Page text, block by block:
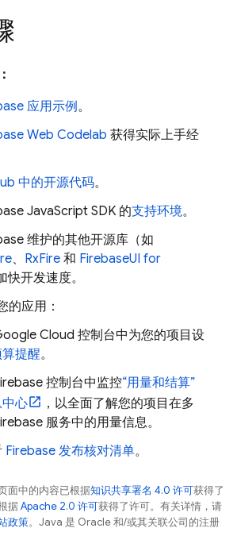
应用示例。
Web Codelab 获得实际上手经
中的开源代码。
JavaScript SDK 的支持环境。
维护的其他开源库（如
、 RxFire 和 FirebaseUI for
快开发速度。
的应用：
Cloud 控制台中为您的项目设
提醒。
控制台中监控“用量和结算”
心
，以全面了解您的项目在多
服务中的用量信息。
Firebase 发布核对清单。
面中的内容已根据知识共享署名 4.0 许可获得了
据Apache 2.0 许可获得了许可。有关详情，请
政策。Java 是 Oracle 和/或其关联公司的注册